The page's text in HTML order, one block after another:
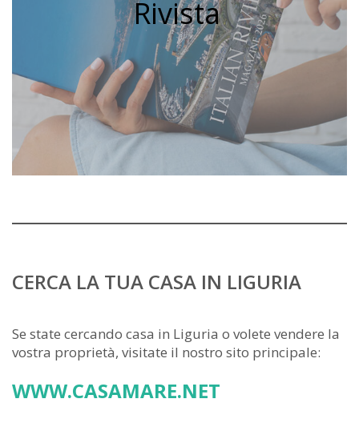
Rivista
CERCA LA TUA CASA IN LIGURIA
Se state cercando casa in Liguria o volete vendere la
vostra proprietà, visitate il nostro sito principale:
WWW.CASAMARE.NET